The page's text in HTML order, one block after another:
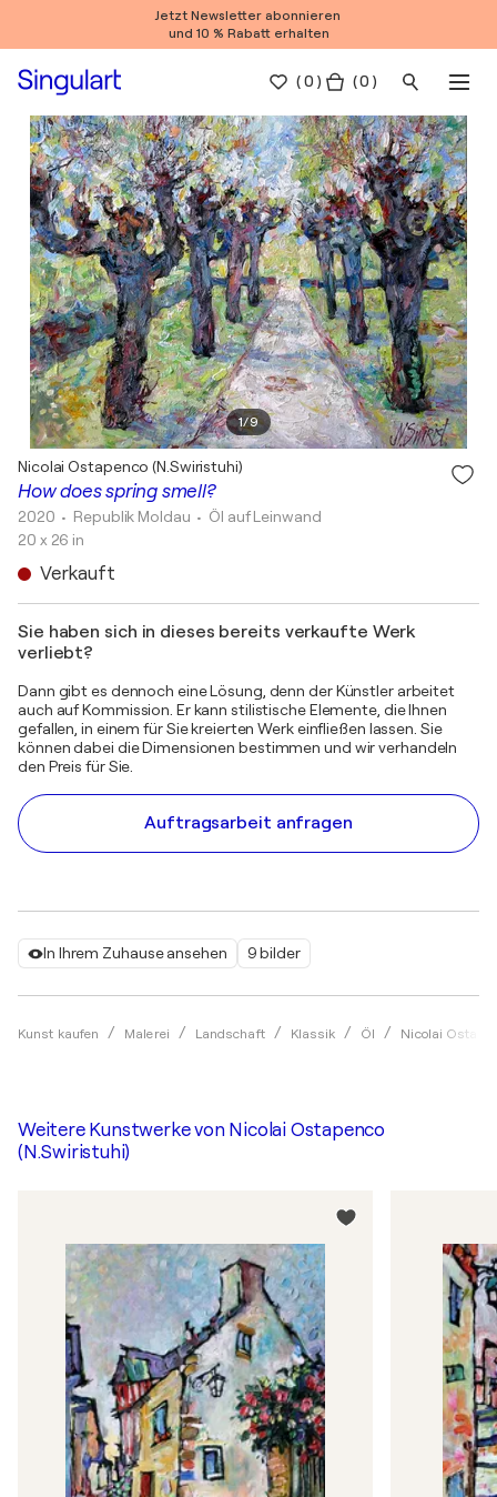
Jetzt Newsletter abonnieren
und 10 % Rabatt erhalten
(0 ) ( 0 )
1/9
In Ihrem Zuhause ansehen 9 bilder
Kunst kaufen Malerei Landschaft Klassik Öl Nicolai
How does spring smell?
Nicolai Ostapenco (N.Swiristuhi)
2020 • Republik Moldau • Öl auf Leinwand
20 x 26 in
Verkauft
Sie haben sich in dieses bereits verkaufte Werk
verliebt?
Dann gibt es dennoch eine Lösung, denn der Künstler arbeitet
auch auf Kommission. Er kann stilistische Elemente, die Ihnen
gefallen, in einem für Sie kreierten Werk einfließen lassen. Sie
können dabei die Dimensionen bestimmen und wir verhandeln
den Preis für Sie.
Auftragsarbeit anfragen
Weitere Kunstwerke von Nicolai Ostapenco
(N.Swiristuhi)